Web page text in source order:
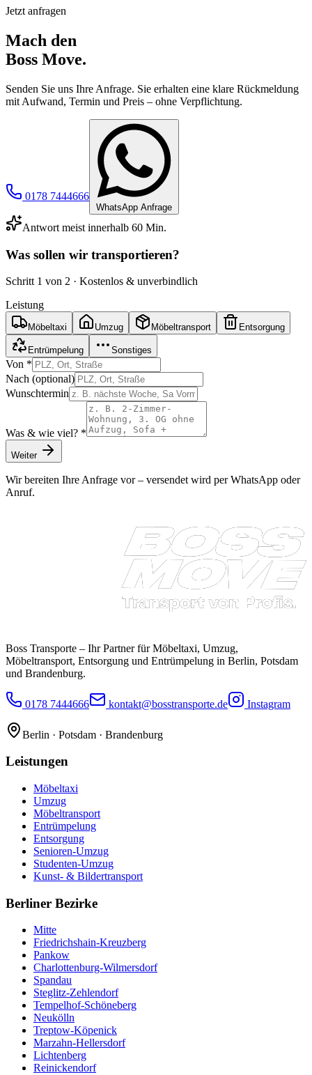
Jetzt anfragen
Mach den
Boss Move.
Senden Sie uns Ihre Anfrage. Sie erhalten eine klare Rückmeldung
mit Aufwand, Termin und Preis – ohne Verpflichtung.
0178 7444666
WhatsApp Anfrage
Antwort meist innerhalb 60 Min.
Was sollen wir transportieren?
Schritt 1 von 2 · Kostenlos & unverbindlich
Leistung
Möbeltaxi Umzug Möbeltransport Entsorgung
Entrümpelung Sonstiges
Von *
Nach (optional)
Wunschtermin
Was & wie viel? *
Weiter
Wir bereiten Ihre Anfrage vor – versendet wird per WhatsApp oder
Anruf.
Boss Transporte – Ihr Partner für Möbeltaxi, Umzug,
Möbeltransport, Entsorgung und Entrümpelung in Berlin, Potsdam
und Brandenburg.
0178 7444666 kontakt@bosstransporte.de Instagram
Berlin · Potsdam · Brandenburg
Leistungen
Möbeltaxi
Umzug
Möbeltransport
Entrümpelung
Entsorgung
Senioren-Umzug
Studenten-Umzug
Kunst- & Bildertransport
Berliner Bezirke
Mitte
Friedrichshain-Kreuzberg
Pankow
Charlottenburg-Wilmersdorf
Spandau
Steglitz-Zehlendorf
Tempelhof-Schöneberg
Neukölln
Treptow-Köpenick
Marzahn-Hellersdorf
Lichtenberg
Reinickendorf